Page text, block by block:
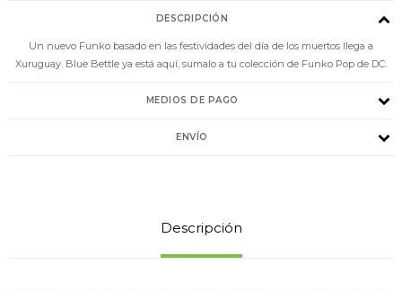
DESCRIPCIÓN
Un nuevo Funko basado en las festividades del día de los muertos llega a
Xuruguay. Blue Bettle ya está aquí, sumalo a tu colección de Funko Pop de DC.
MEDIOS DE PAGO
ENVÍO
Descripción